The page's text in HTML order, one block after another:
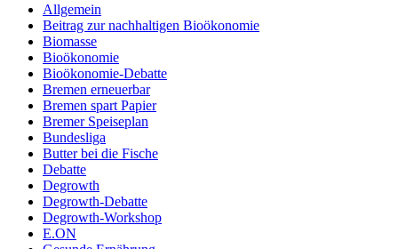
Allgemein
Beitrag zur nachhaltigen Bioökonomie
Biomasse
Bioökonomie
Bioökonomie-Debatte
Bremen erneuerbar
Bremen spart Papier
Bremer Speiseplan
Bundesliga
Butter bei die Fische
Debatte
Degrowth
Degrowth-Debatte
Degrowth-Workshop
E.ON